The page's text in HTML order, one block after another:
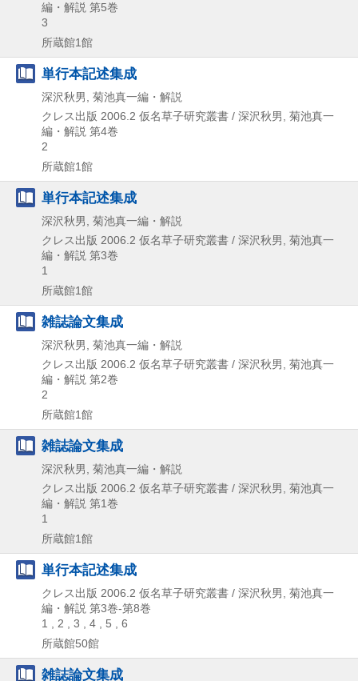
編・解説 第5巻
3
所蔵館1館
単行本記述集成
深沢秋男, 菊池真一編・解説
クレス出版 2006.2 仮名草子研究叢書 / 深沢秋男, 菊池真一
編・解説 第4巻
2
所蔵館1館
単行本記述集成
深沢秋男, 菊池真一編・解説
クレス出版 2006.2 仮名草子研究叢書 / 深沢秋男, 菊池真一
編・解説 第3巻
1
所蔵館1館
雑誌論文集成
深沢秋男, 菊池真一編・解説
クレス出版 2006.2 仮名草子研究叢書 / 深沢秋男, 菊池真一
編・解説 第2巻
2
所蔵館1館
雑誌論文集成
深沢秋男, 菊池真一編・解説
クレス出版 2006.2 仮名草子研究叢書 / 深沢秋男, 菊池真一
編・解説 第1巻
1
所蔵館1館
単行本記述集成
クレス出版 2006.2 仮名草子研究叢書 / 深沢秋男, 菊池真一
編・解説 第3巻-第8巻
1 , 2 , 3 , 4 , 5 , 6
所蔵館50館
雑誌論文集成